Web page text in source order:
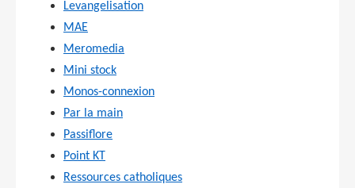
Levangelisation
MAE
Meromedia
Mini stock
Monos-connexion
Par la main
Passiflore
Point KT
Ressources catholiques